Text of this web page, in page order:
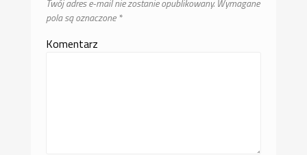
Twój adres e-mail nie zostanie opublikowany.Wymagane
pola są oznaczone*
Komentarz